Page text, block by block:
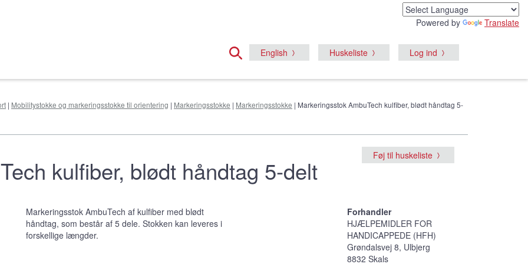
Powered by Translate
English Huskeliste Log ind
| Mobilitystokke og markeringsstokke til orientering | Markeringsstokke | Markeringsstokke | Markeringsstok AmbuTech kulfiber, blødt håndtag 5-
kulfiber, blødt håndtag 5-delt Føj til huskeliste
Markeringsstok AmbuTech af kulfiber med blødt
håndtag, som består af 5 dele. Stokken kan leveres i
forskellige længder.
Forhandler
HJÆLPEMIDLER FOR
HANDICAPPEDE (HFH)
Grøndalsvej 8, Ulbjerg
8832 Skals